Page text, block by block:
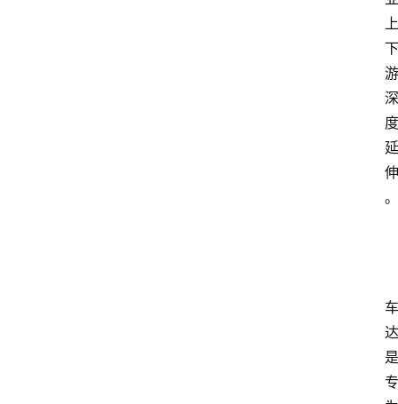
上
下
游
深
度
延
伸
。
车
达
是
专